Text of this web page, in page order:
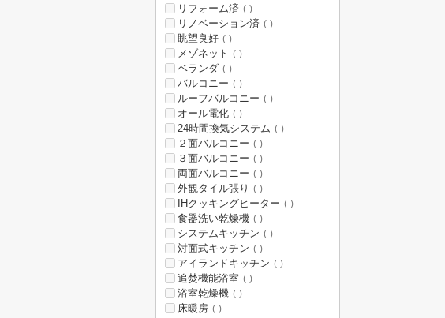
リフォーム済 (-)
リノベーション済 (-)
眺望良好 (-)
メゾネット (-)
ベランダ (-)
バルコニー (-)
ルーフバルコニー (-)
オール電化 (-)
24時間換気システム (-)
２面バルコニー (-)
３面バルコニー (-)
両面バルコニー (-)
外観タイル張り (-)
IHクッキングヒーター (-)
食器洗い乾燥機 (-)
システムキッチン (-)
対面式キッチン (-)
アイランドキッチン (-)
追焚機能浴室 (-)
浴室乾燥機 (-)
床暖房 (-)